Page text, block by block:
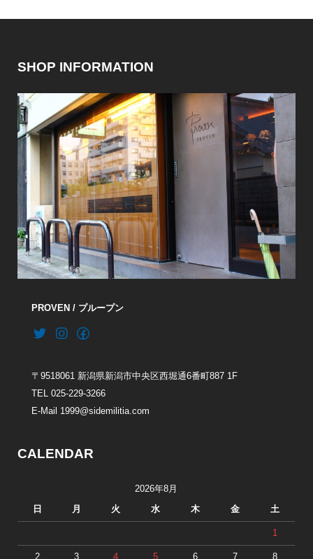
SHOP INFORMATION
PROVEN / プループン
〒9518061 新潟県新潟市中央区西堀通6番町887 1F
TEL 025-229-3266
E-Mail 1999@sidemilitia.com
CALENDAR
2026年8月
日 月 火 水 木 金 土
1
2 3 4 5 6 7 8